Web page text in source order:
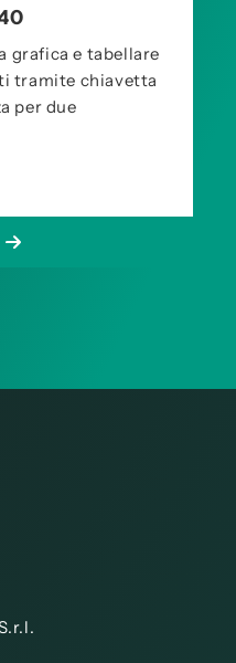
grafica e tabellare
tramite chiavetta
per due